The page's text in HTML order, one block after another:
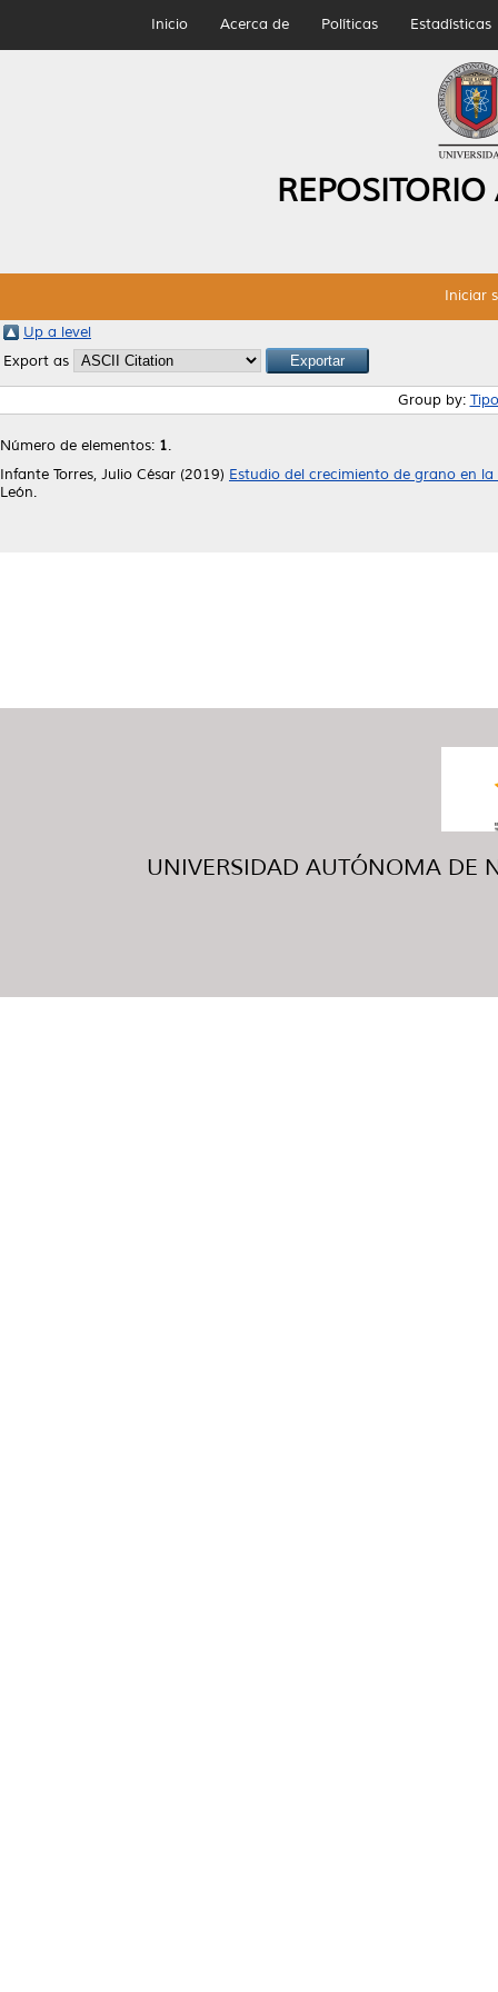
Inicio Acerca de Políticas Estadísticas
Iniciar
Up a level
Export as
Group by:
Número de elementos: 1.
Infante Torres, Julio César (2019) Estudio del crecimiento de grano en
León.
UNIVERSIDAD AUTÓNOMA DE